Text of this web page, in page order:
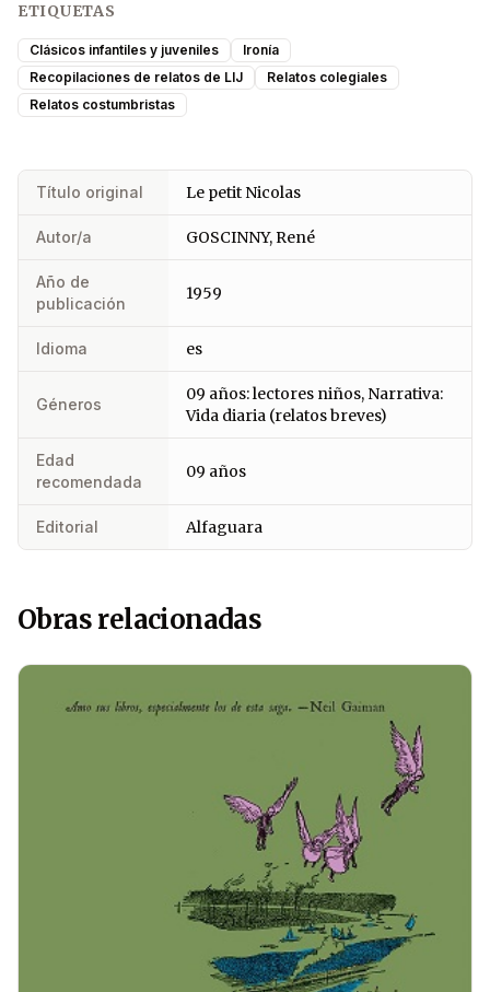
ETIQUETAS
Clásicos infantiles y juveniles
Ironía
Recopilaciones de relatos de LIJ
Relatos colegiales
Relatos costumbristas
Título original Le petit Nicolas
Autor/a GOSCINNY, René
Año de
publicación
1959
Idioma es
Géneros
09 años: lectores niños, Narrativa:
Vida diaria (relatos breves)
Edad
recomendada
09 años
Editorial Alfaguara
Obras relacionadas